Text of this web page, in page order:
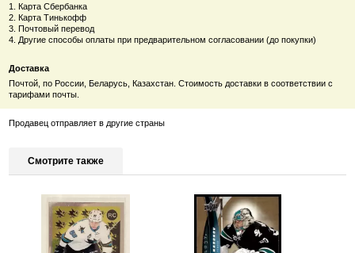
1. Карта Сбербанка
2. Карта Тинькофф
3. Почтовый перевод
4. Другие способы оплаты при предварительном согласовании (до покупки)
Доставка
Почтой, по России, Беларусь, Казахстан. Стоимость доставки в соответствии с
тарифами почты.
Продавец отправляет в другие страны
Смотрите также